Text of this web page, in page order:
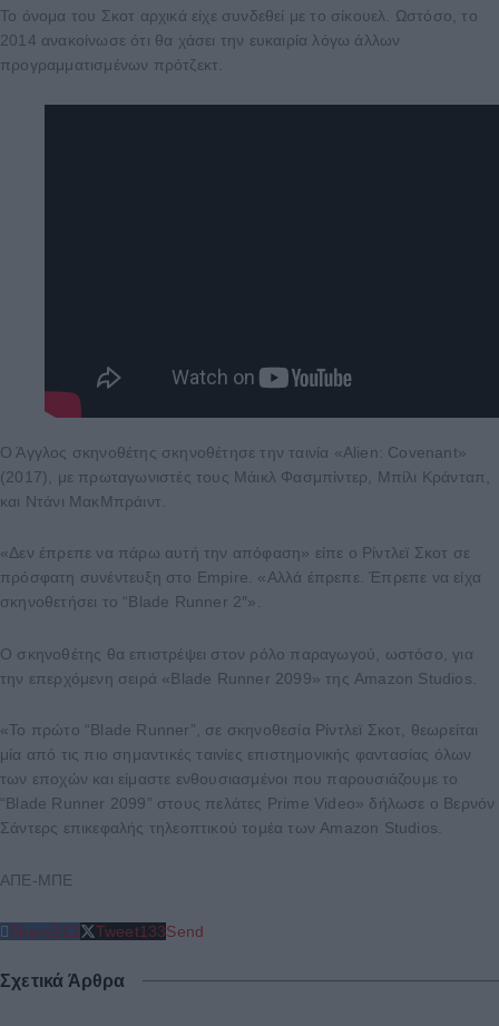
Το όνομα του Σκοτ αρχικά είχε συνδεθεί με το σίκουελ. Ωστόσο, το
2014 ανακοίνωσε ότι θα χάσει την ευκαιρία λόγω άλλων
προγραμματισμένων πρότζεκτ.
Ο Άγγλος σκηνοθέτης σκηνοθέτησε την ταινία «Alien: Covenant»
(2017), με πρωταγωνιστές τους Μάικλ Φασμπίντερ, Μπίλι Κράνταπ,
και Ντάνι ΜακΜπράιντ.
«Δεν έπρεπε να πάρω αυτή την απόφαση» είπε ο Ρίντλεϊ Σκοτ σε
πρόσφατη συνέντευξη στο Empire. «Αλλά έπρεπε. Έπρεπε να είχα
σκηνοθετήσει το “Blade Runner 2″».
Ο σκηνοθέτης θα επιστρέψει στον ρόλο παραγωγού, ωστόσο, για
την επερχόμενη σειρά «Blade Runner 2099» της Amazon Studios.
«Το πρώτο “Blade Runner”, σε σκηνοθεσία Ρίντλεϊ Σκοτ, θεωρείται
μία από τις πιο σημαντικές ταινίες επιστημονικής φαντασίας όλων
των εποχών και είμαστε ενθουσιασμένοι που παρουσιάζουμε το
“Blade Runner 2099” στους πελάτες Prime Video» δήλωσε ο Βερνόν
Σάντερς επικεφαλής τηλεοπτικού τομέα των Amazon Studios.
ΑΠΕ-ΜΠΕ
Share212 Tweet133Send
Σχετικά Άρθρα